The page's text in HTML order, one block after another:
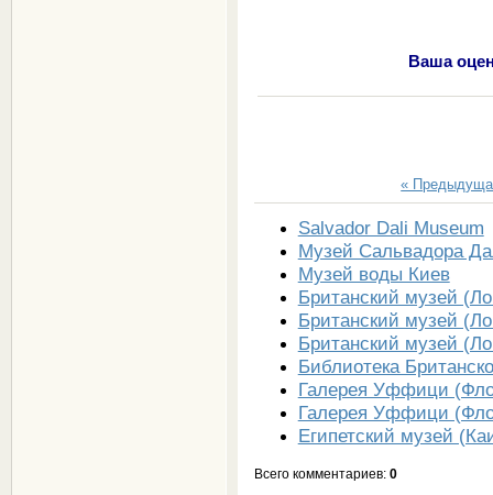
Ваша
«
Salvador Dali Museum
Музей Сальвадора
Музей воды Киев
Британский музей
Британский музей
Британский музей
Библиотека
Галерея Уффици
Галерея Уффици
Египетский музей
Всего комментариев: 0